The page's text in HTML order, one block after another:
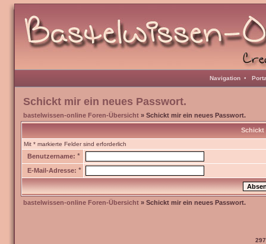
Navigation •
Schickt mir ein neues Passwort.
bastelwissen-online Foren-Übersicht » Schickt mir ein neues Passwort.
Schickt
Mit * markierte Felder sind erforderlich
Benutzername: *
E-Mail-Adresse: *
bastelwissen-online Foren-Übersicht » Schickt mir ein neues Passwort.